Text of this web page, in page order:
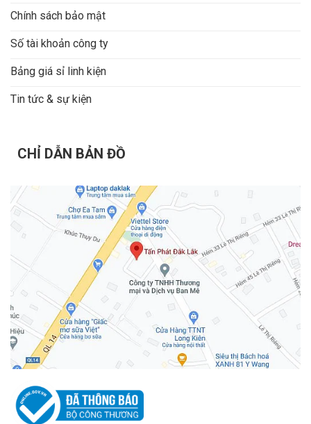
32GB: khoảng 4 – 5 ngày.
256GB: khoảng 30 ngày.
512GB: có thể lưu trữ hơn 1 tháng tùy mức độ ghi hình.
Kết nối đầu ghi thông qua ONVIF.
Chuẩn chống nước IP67 – Hoạt động bền
bỉ ngoài trời
IMOU IPC-F32FP-PRO đạt tiêu chuẩn IP67.
Camera có khả năng:
Chống bụi hoàn toàn.
Chống mưa lớn.
Hoạt động ổn định dưới thời tiết khắc nghiệt.
Thiết bị phù hợp lắp đặt tại:
Chính sách bảo mật
Số tài khoản công ty
Bảng giá sỉ linh kiện
Tin tức & sự kiện
CHỈ DẪN BẢN ĐỒ